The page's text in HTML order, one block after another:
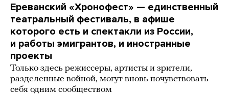
Ереванский «Хронофест» — единственный
театральный фестиваль, в афише
которого есть и спектакли из России,
и работы эмигрантов, и иностранные
проекты
Только здесь режиссеры, артисты и зрители,
разделенные войной, могут вновь почувствовать
себя одним сообществом